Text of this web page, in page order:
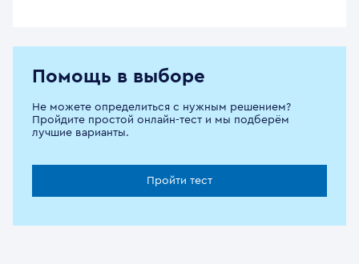
Помощь в выборе
Не можете определиться с нужным решением?
Пройдите простой онлайн-тест и мы подберём
лучшие варианты.
Пройти тест